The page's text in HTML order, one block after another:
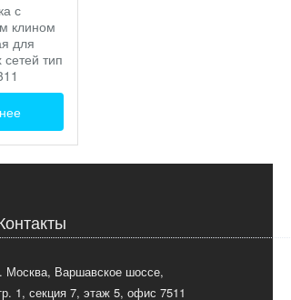
с
клином
для
сетей тип
Москва, Варшавское шоссе,
1, секция 7, этаж 5, офис 7511